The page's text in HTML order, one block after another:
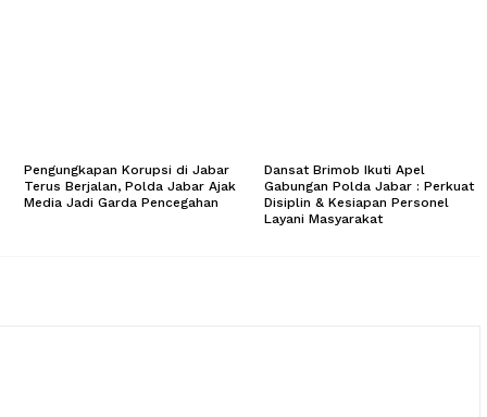
Pengungkapan Korupsi di Jabar
Terus Berjalan, Polda Jabar Ajak
Media Jadi Garda Pencegahan
Dansat Brimob Ikuti Apel
Gabungan Polda Jabar : Perkuat
Disiplin & Kesiapan Personel
Layani Masyarakat